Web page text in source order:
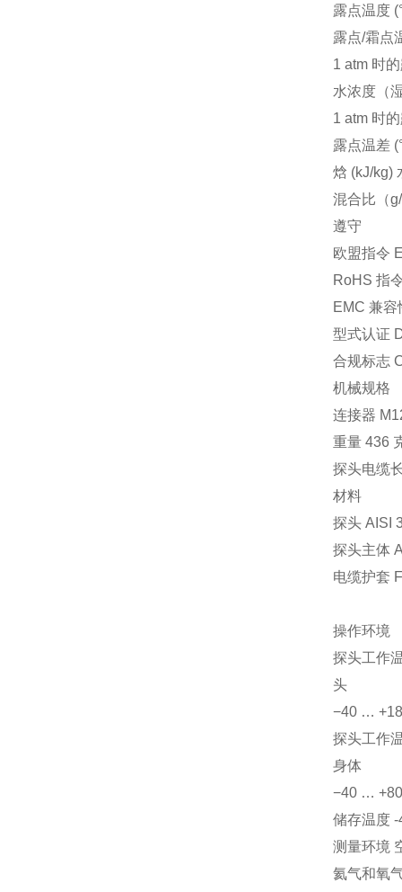
露点温度
露点/霜点
1 atm 时
水浓度（
1 atm 时
露点温差
焓 (kJ/kg)
混合比（
遵守
欧盟指令
RoHS 指
EMC 兼容
型式认证
合规标志
机械规格
连接器
重量 436
探头电缆
材料
探头 AISI
探头主体
电缆护套
操作环境
探头工作
头
−40 …
探头工作
身体
−40 …
储存温度
测量环境
氦气和氧